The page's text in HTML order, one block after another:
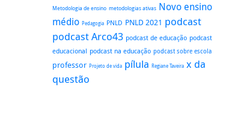
Metodologia de ensino metodologias ativas Novo ensino
médio Pedagogia PNLD PNLD 2021 podcast
podcast Arco43 podcast de educação podcast
educacional podcast na educação podcast sobre escola
professor Projeto de vida pílula Regiane Taveira x da
questão